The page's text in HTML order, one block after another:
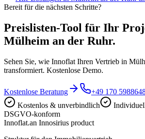
Bereit für die nächsten Schritte?
Preislisten-Tool für Ihr
Mülheim an der Ruhr.
Sehen Sie, wie Innoflat Ihren Vertrieb in
transformiert. Kostenlose Demo.
Kostenlose Beratung
+49 170
Kostenlos & unverbindlich
DSGVO-konform
Innoflat.an Innosirius product